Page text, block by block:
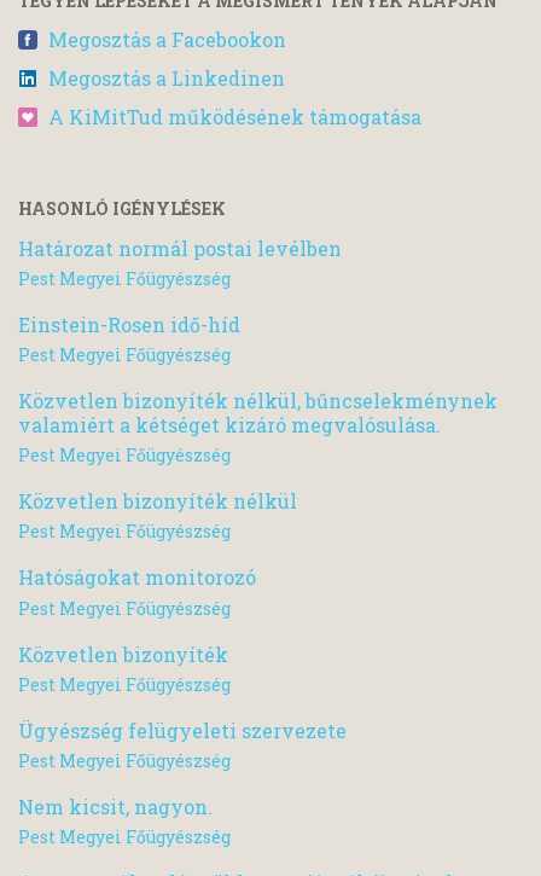
Megosztás a Facebookon
Megosztás a Linkedinen
A KiMitTud működésének támogatása
HASONLÓ IGÉNYLÉSEK
Határozat normál postai levélben
Pest Megyei Főügyészség
Einstein-Rosen idő-híd
Pest Megyei Főügyészség
Közvetlen bizonyíték nélkül, bűncselekménynek
valamiért a kétséget kizáró megvalósulása.
Pest Megyei Főügyészség
Közvetlen bizonyíték nélkül
Pest Megyei Főügyészség
Hatóságokat monitorozó
Pest Megyei Főügyészség
Közvetlen bizonyíték
Pest Megyei Főügyészség
Ügyészség felügyeleti szervezete
Pest Megyei Főügyészség
Nem kicsit, nagyon.
Pest Megyei Főügyészség